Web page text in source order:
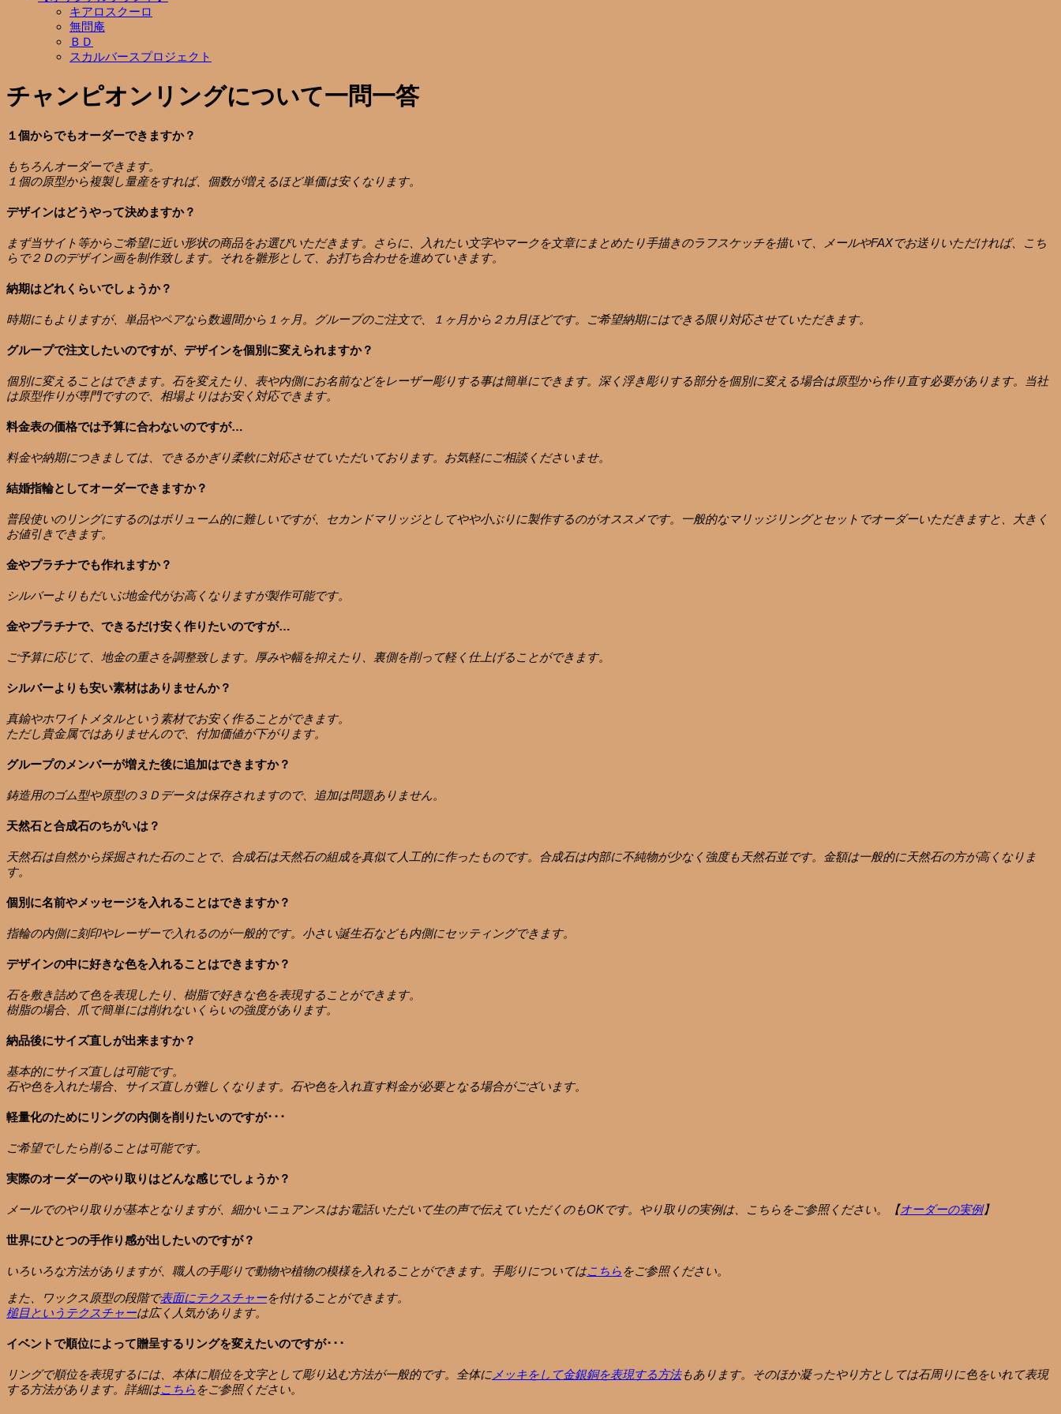
キアロスクーロ
無問庵
ＢＤ
スカルバースプロジェクト
チャンピオンリングについて一問一答
１個からでもオーダーできますか？
もちろんオーダーできます。
１個の原型から複製し量産をすれば、個数が増えるほど単価は安くなります。
デザインはどうやって決めますか？
まず当サイト等からご希望に近い形状の商品をお選びいただきます。さらに、入れたい文字やマークを文章にまとめたり手描きのラフスケッチを描いて、メールやFAXでお送りいただければ、こち
らで２Ｄのデザイン画を制作致します。それを雛形として、お打ち合わせを進めていきます。
納期はどれくらいでしょうか？
時期にもよりますが、単品やペアなら数週間から１ヶ月。グループのご注文で、１ヶ月から２カ月ほどです。ご希望納期にはできる限り対応させていただきます。
グループで注文したいのですが、デザインを個別に変えられますか？
個別に変えることはできます。石を変えたり、表や内側にお名前などをレーザー彫りする事は簡単にできます。深く浮き彫りする部分を個別に変える場合は原型から作り直す必要があります。当社
は原型作りが専門ですので、相場よりはお安く対応できます。
料金表の価格では予算に合わないのですが…
料金や納期につきましては、できるかぎり柔軟に対応させていただいております。お気軽にご相談くださいませ。
結婚指輪としてオーダーできますか？
普段使いのリングにするのはボリューム的に難しいですが、セカンドマリッジとしてやや小ぶりに製作するのがオススメです。一般的なマリッジリングとセットでオーダーいただきますと、大きく
お値引きできます。
金やプラチナでも作れますか？
シルバーよりもだいぶ地金代がお高くなりますが製作可能です。
金やプラチナで、できるだけ安く作りたいのですが…
ご予算に応じて、地金の重さを調整致します。厚みや幅を抑えたり、裏側を削って軽く仕上げることができます。
シルバーよりも安い素材はありませんか？
真鍮やホワイトメタルという素材でお安く作ることができます。
ただし貴金属ではありませんので、付加価値が下がります。
グループのメンバーが増えた後に追加はできますか？
鋳造用のゴム型や原型の３Ｄデータは保存されますので、追加は問題ありません。
天然石と合成石のちがいは？
天然石は自然から採掘された石のことで、合成石は天然石の組成を真似て人工的に作ったものです。合成石は内部に不純物が少なく強度も天然石並です。金額は一般的に天然石の方が高くなりま
す。
個別に名前やメッセージを入れることはできますか？
指輪の内側に刻印やレーザーで入れるのが一般的です。小さい誕生石なども内側にセッティングできます。
デザインの中に好きな色を入れることはできますか？
石を敷き詰めて色を表現したり、樹脂で好きな色を表現することができます。
樹脂の場合、爪で簡単には削れないくらいの強度があります。
納品後にサイズ直しが出来ますか？
基本的にサイズ直しは可能です。
石や色を入れた場合、サイズ直しが難しくなります。石や色を入れ直す料金が必要となる場合がございます。
軽量化のためにリングの内側を削りたいのですが･･･
ご希望でしたら削ることは可能です。
実際のオーダーのやり取りはどんな感じでしょうか？
メールでのやり取りが基本となりますが、細かいニュアンスはお電話いただいて生の声で伝えていただくのもOKです。やり取りの実例は、こちらをご参照ください。【オーダーの実例】
世界にひとつの手作り感が出したいのですが？
いろいろな方法がありますが、職人の手彫りで動物や植物の模様を入れることができます。手彫りについてはこちらをご参照ください。
また、ワックス原型の段階で表面にテクスチャーを付けることができます。
槌目というテクスチャーは広く人気があります。
イベントで順位によって贈呈するリングを変えたいのですが･･･
リングで順位を表現するには、本体に順位を文字として彫り込む方法が一般的です。全体にメッキをして金銀銅を表現する方法もあります。そのほか凝ったやり方としては石周りに色をいれて表現
する方法があります。詳細はこちらをご参照ください。